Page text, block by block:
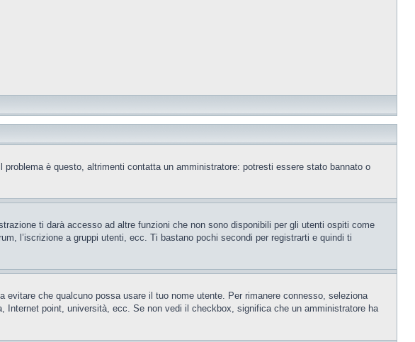
è questo, altrimenti contatta un amministratore: potresti essere stato bannato o
ti darà accesso ad altre funzioni che non sono disponibili per gli utenti ospiti come
l’iscrizione a gruppi utenti, ecc. Ti bastano pochi secondi per registrarti e quindi ti
che qualcuno possa usare il tuo nome utente. Per rimanere connesso, seleziona
Internet point, università, ecc. Se non vedi il checkbox, significa che un amministratore ha